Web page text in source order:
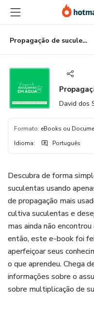
para
conteúdo
principal
para
pagamento
para
rodapé
Propagação de suculentas em água
David dos
Formato: eBooks ou
Idioma: Português
Descubra de forma
suculentas usando
de propagação mais
cultiva suculentas e
mas ainda não
então, este e-book foi
aperfeiçoar seus
o que aprendeu. Chega
informações sobre o
sobre multiplicação de